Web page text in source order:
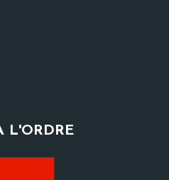
L'ORDRE